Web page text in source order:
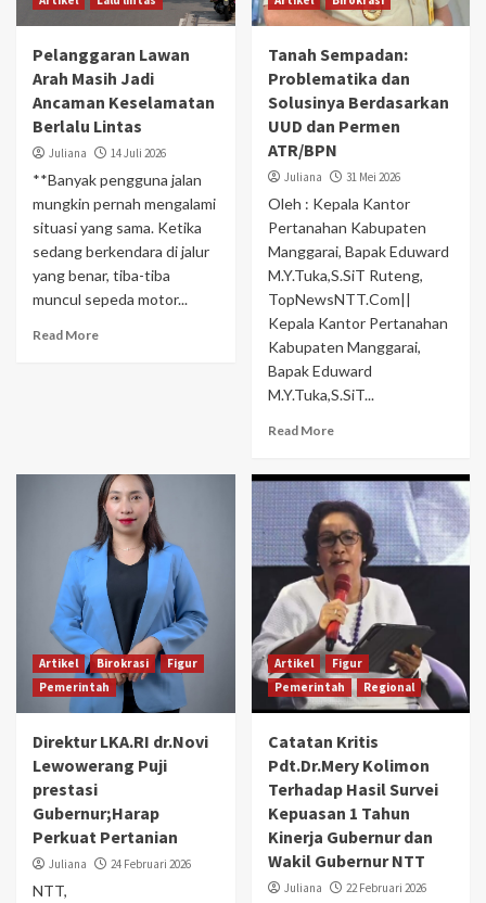
Pelanggaran Lawan
Arah Masih Jadi
Ancaman Keselamatan
Berlalu Lintas
Juliana 14 Juli 2026
**Banyak pengguna jalan
mungkin pernah mengalami
situasi yang sama. Ketika
sedang berkendara di jalur
yang benar, tiba-tiba
muncul sepeda motor...
Read More
Tanah Sempadan:
Problematika dan
Solusinya Berdasarkan
UUD dan Permen
ATR/BPN
Juliana 31 Mei 2026
Oleh : Kepala Kantor
Pertanahan Kabupaten
Manggarai, Bapak Eduward
M.Y.Tuka,S.SiT Ruteng,
TopNewsNTT.Com||
Kepala Kantor Pertanahan
Kabupaten Manggarai,
Bapak Eduward
M.Y.Tuka,S.SiT...
Read More
Artikel Birokrasi
Figur
Pemerintah
Direktur LKA.RI dr.Novi
Lewowerang Puji
prestasi
Gubernur;Harap
Perkuat Pertanian
Juliana 24 Februari 2026
NTT,
Artikel
Figur
Pemerintah
Regional
Catatan Kritis
Pdt.Dr.Mery Kolimon
Terhadap Hasil Survei
Kepuasan 1 Tahun
Kinerja Gubernur dan
Wakil Gubernur NTT
Juliana 22 Februari 2026